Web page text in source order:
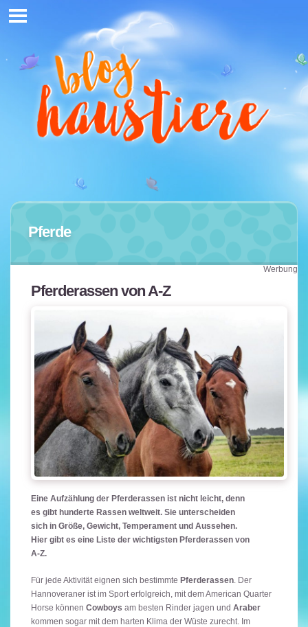
Pferde
Pferderassen von A-Z
Eine Aufzählung der Pferderassen ist nicht leicht, denn
es gibt hunderte Rassen weltweit. Sie unterscheiden
sich in Größe, Gewicht, Temperament und Aussehen.
Hier gibt es eine Liste der wichtigsten Pferderassen von
A-Z.
Für jede Aktivität eignen sich bestimmte Pferderassen . Der
Hannoveraner ist im Sport erfolgreich, mit dem American Quarter
Horse können Cowboys am besten Rinder jagen und Araber
kommen sogar mit dem harten Klima der Wüste zurecht. Im
Werbung